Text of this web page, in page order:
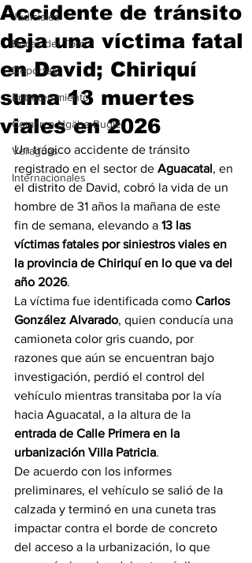
Judiciales
Bocas del Toro
Deportes
Entretenimiento
Comarca Ngäbe-Buglé
Veraguas
Internacionales
Accidente de tránsito
deja una víctima fatal
en David; Chiriquí
suma 13 muertes
viales en 2026
Un trágico accidente de tránsito
registrado en el sector de Aguacatal, en
el distrito de David, cobró la vida de un
hombre de 31 años la mañana de este
fin de semana, elevando a 13 las
víctimas fatales por siniestros viales en
la provincia de Chiriquí en lo que va del
año 2026.
La víctima fue identificada como Carlos
González Alvarado, quien conducía una
camioneta color gris cuando, por
razones que aún se encuentran bajo
investigación, perdió el control del
vehículo mientras transitaba por la vía
hacia Aguacatal, a la altura de la
entrada de Calle Primera en la
urbanización Villa Patricia.
De acuerdo con los informes
preliminares, el vehículo se salió de la
calzada y terminó en una cuneta tras
impactar contra el borde de concreto
del acceso a la urbanización, lo que